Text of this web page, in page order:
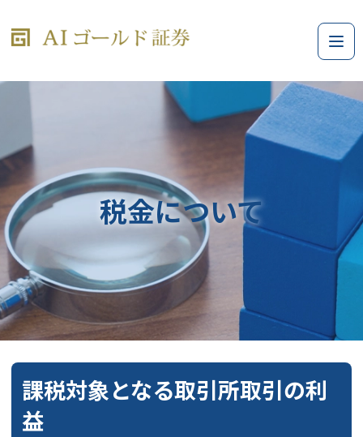
税金について
課税対象となる取引所取引の利
益